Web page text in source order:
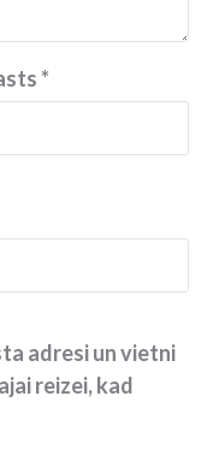
*
adresi un vietni
reizei, kad